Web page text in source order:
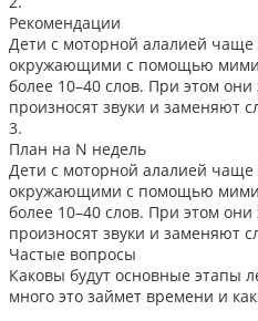
Рекомендации
Дети с моторной алалией чаще
окружающими с помощью
более 10–40 слов. При этом
произносят звуки и заменяют
3.
План на N недель
Дети с моторной алалией чаще
окружающими с помощью
более 10–40 слов. При этом
произносят звуки и заменяют
Частые вопросы
Каковы будут основные этапы
много это займет времени и